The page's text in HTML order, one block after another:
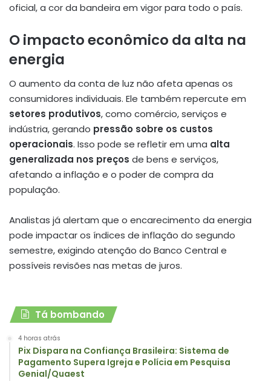
oficial, a cor da bandeira em vigor para todo o país.
O impacto econômico da alta na
energia
O aumento da conta de luz não afeta apenas os
consumidores individuais. Ele também repercute em
setores produtivos, como comércio, serviços e
indústria, gerando pressão sobre os custos
operacionais. Isso pode se refletir em uma alta
generalizada nos preços de bens e serviços,
afetando a inflação e o poder de compra da
população.
Analistas já alertam que o encarecimento da energia
pode impactar os índices de inflação do segundo
semestre, exigindo atenção do Banco Central e
possíveis revisões nas metas de juros.
Tá bombando
4 horas atrás
Pix Dispara na Confiança Brasileira: Sistema de
Pagamento Supera Igreja e Polícia em Pesquisa
Genial/Quaest